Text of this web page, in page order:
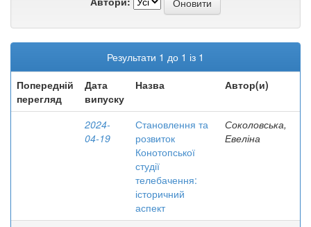
Результати 1 до 1 із 1
Попередній
перегляд
Дата
випуску
Назва Автор(и)
2024-
04-19
Становлення та
розвиток
Конотопської
студії
телебачення:
історичний
аспект
Соколовська,
Евеліна